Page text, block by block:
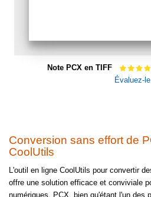
Note PCX en TIFF
Évaluez-le
Conversion sans effort de
CoolUtils
L'outil en ligne CoolUtils pour convertir
offre une solution efficace et conviviale
numériques. PCX, bien qu'étant l'un des